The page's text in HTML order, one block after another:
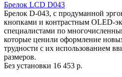
Брелок LCD D043
Брелок D-043, с продуманной
кнопками и контрастным OLED-
специалистами по
которые ценили оформление
трудности с их использованием
размеров.
Без установки 16 453 р.